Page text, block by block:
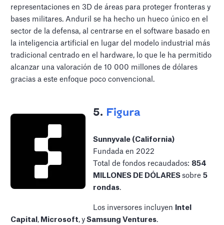
representaciones en 3D de áreas para proteger fronteras y
bases militares. Anduril se ha hecho un hueco único en el
sector de la defensa, al centrarse en el software basado en
la inteligencia artificial en lugar del modelo industrial más
tradicional centrado en el hardware, lo que le ha permitido
alcanzar una valoración de 10 000 millones de dólares
gracias a este enfoque poco convencional.
5. Figura
Sunnyvale (California)
Fundada en 2022
Total de fondos recaudados: 854
MILLONES DE DÓLARESsobre5
rondas.
Los inversores incluyen
Intel
Capital , Microsoft, y Samsung Ventures.